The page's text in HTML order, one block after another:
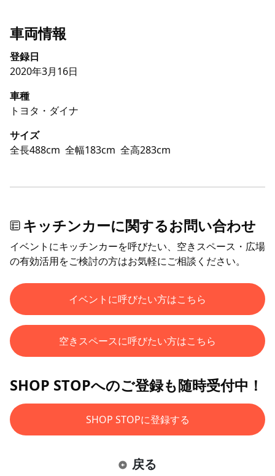
車両情報
登録日
2020年3月16日
車種
トヨタ・ダイナ
サイズ
全長488cm 全幅183cm 全高283cm
キッチンカーに関するお問い合わせ
イベントにキッチンカーを呼びたい、空きスペース・広場
の有効活用をご検討の方はお気軽にご相談ください。
イベントに呼びたい方はこちら
空きスペースに呼びたい方はこちら
SHOP STOPへのご登録も随時受付中！
SHOP STOPに登録する
戻る